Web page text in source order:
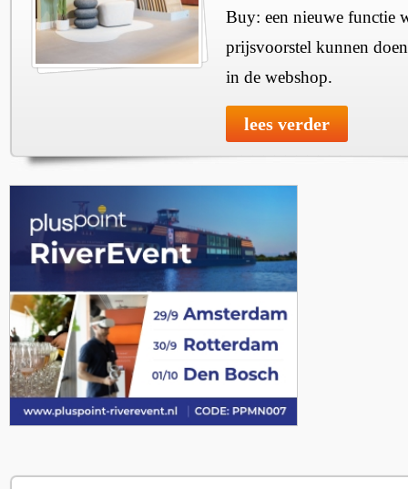
Buy: een nieuwe functie
prijsvoorstel kunnen
in de webshop.
lees verder